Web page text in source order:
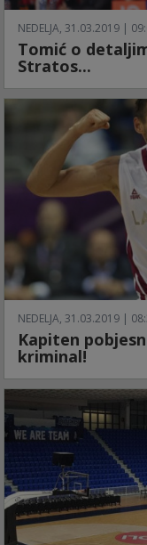
NEDELJA, 31.03.2019 |
Tomić o
Stratos...
NEDELJA, 31.03.2019 |
Kapiten
kriminal!